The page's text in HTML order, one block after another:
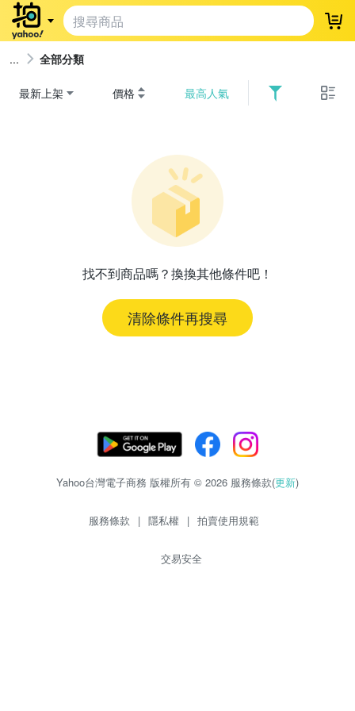
登
全部分類
最新上架 價格 最高人氣
找不到商品嗎？換換其他條件吧！
清除條件再搜尋
Yahoo台灣電子商務 版權所有 © 2026 服務條款(更新)
服務條款 | 隱私權 | 拍賣使用規範
交易安全